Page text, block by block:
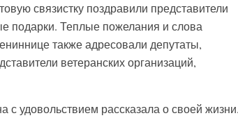
связистку поздравили представители
подарки. Теплые пожелания и слова
также адресовали депутаты,
ветеранских организаций,
удовольствием рассказала о своей жизни.